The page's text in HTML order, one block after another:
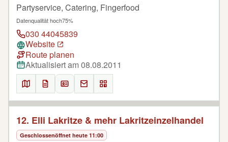
Partyservice, Catering, Fingerfood
Datenqualität hoch75%
030 44045839
Website
Route planen
Aktualisiert am 08.08.2011
12. Elli Lakritze & mehr Lakritzeinzelhandel
Geschlossenöffnet heute 11:00